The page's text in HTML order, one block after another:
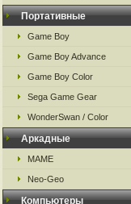
Портативные
Game Boy
Game Boy Advance
Game Boy Color
Sega Game Gear
WonderSwan / Color
Аркадные
MAME
Neo-Geo
Компьютеры